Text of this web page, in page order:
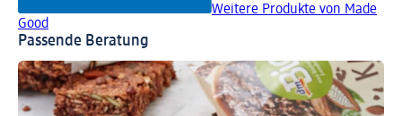
Weitere Produkte von Made
Good
Passende Beratung